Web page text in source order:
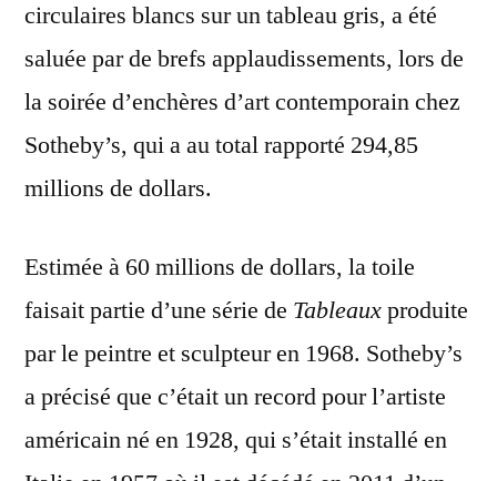
circulaires blancs sur un tableau gris, a été
saluée par de brefs applaudissements, lors de
la soirée d’enchères d’art contemporain chez
Sotheby’s, qui a au total rapporté 294,85
millions de dollars.
Estimée à 60 millions de dollars, la toile
faisait partie d’une série de Tableauxproduite
par le peintre et sculpteur en 1968. Sotheby’s
a précisé que c’était un record pour l’artiste
américain né en 1928, qui s’était installé en